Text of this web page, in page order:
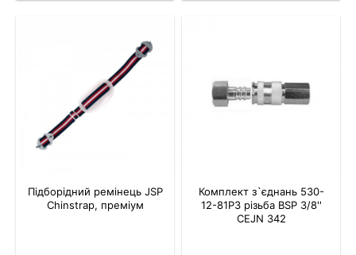
Підборідний ремінець JSP
Chinstrap, преміум
Комплект з`єднань 530-
12-81P3 різьба BSP 3/8''
CEJN 342